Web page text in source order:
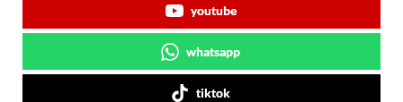
youtube
whatsapp
tiktok